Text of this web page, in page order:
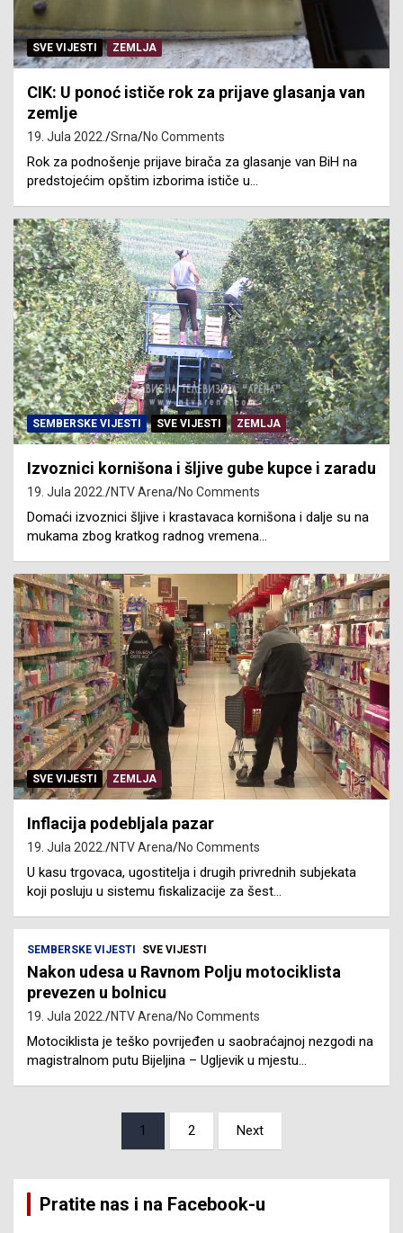
SVE VIJESTI ZEMLJA
CIK: U ponoć ističe rok za prijave glasanja van
zemlje
19. Jula 2022. Srna No Comments
Rok za podnošenje prijave birača za glasanje van BiH na
predstojećim opštim izborima ističe u…
SEMBERSKE VIJESTI SVE VIJESTI ZEMLJA
Izvoznici kornišona i šljive gube kupce i zaradu
19. Jula 2022. NTV Arena No Comments
Domaći izvoznici šljive i krastavaca kornišona i dalje su na
mukama zbog kratkog radnog vremena…
SVE VIJESTI ZEMLJA
Inflacija podebljala pazar
19. Jula 2022. NTV Arena No Comments
U kasu trgovaca, ugostitelja i drugih privrednih subjekata
koji posluju u sistemu fiskalizacije za šest…
SEMBERSKE VIJESTI SVE VIJESTI
Nakon udesa u Ravnom Polju motociklista
prevezen u bolnicu
19. Jula 2022. NTV Arena No Comments
Motociklista je teško povrijeđen u saobraćajnoj nezgodi na
magistralnom putu Bijeljina – Ugljevik u mjestu…
1 2 Next
Pratite nas i na Facebook-u